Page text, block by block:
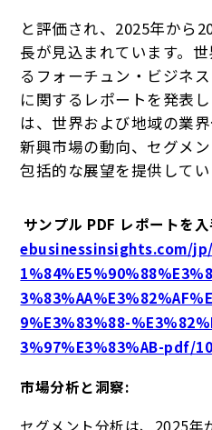
と評価され、2025年から
長が見込まれています。
るフォーチュン・ビジネ
に関するレポートを発表
は、世界および地域の業
新興市場の動向、セグメ
包括的な展望を提供してい
サンプル PDF レポートを
ebusinessinsights.com/
9%E3%83%88-
3%97%E3%83%AB-pdf/
市場分析と洞察:
セグメント分析は、2025年